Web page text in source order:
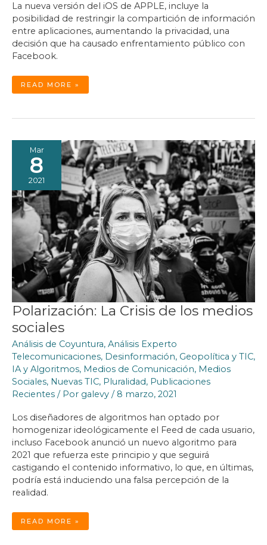
La nueva versión del iOS de APPLE, incluye la
posibilidad de restringir la compartición de información
entre aplicaciones, aumentando la privacidad, una
decisión que ha causado enfrentamiento público con
Facebook.
LA
DE
EL
PRIVACIDAD
EN
MUNDO
DIGITAL
READ MORE »
Mar
8
2021
Polarización: La Crisis de los medios
sociales
Análisis de Coyuntura, Análisis Experto
Telecomunicaciones, Desinformación, Geopolítica y TIC,
IA y Algoritmos, Medios de Comunicación, Medios
Sociales, Nuevas TIC, Pluralidad, Publicaciones
Recientes / Por galevy / 8 marzo, 2021
Los diseñadores de algoritmos han optado por
homogenizar ideológicamente el Feed de cada usuario,
incluso Facebook anunció un nuevo algoritmo para
2021 que refuerza este principio y que seguirá
castigando el contenido informativo, lo que, en últimas,
podría está induciendo una falsa percepción de la
realidad.
POLARIZACIÓN:
LA
CRISIS
READ MORE »